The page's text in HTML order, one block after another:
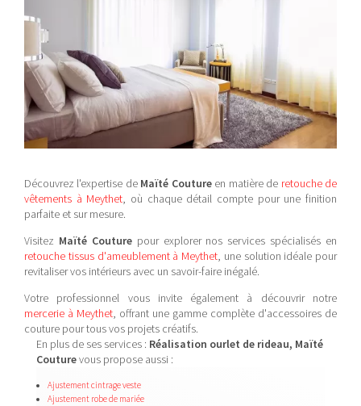
Découvrez l'expertise de Maïté Coutureen matière de retouche de
vêtements à Meythet, où chaque détail compte pour une finition
parfaite et sur mesure.
Visitez Maïté Couturepour explorer nos services spécialisés en
retouche tissus d'ameublement à Meythet, une solution idéale pour
revitaliser vos intérieurs avec un savoir-faire inégalé.
Votre professionnel vous invite également à découvrir notre
mercerie à Meythet, offrant une gamme complète d'accessoires de
couture pour tous vos projets créatifs.
En plus de ses services : Réalisation ourlet de rideau, Maïté
Couturevous propose aussi :
Ajustement cintrage veste
Ajustement robe de mariée